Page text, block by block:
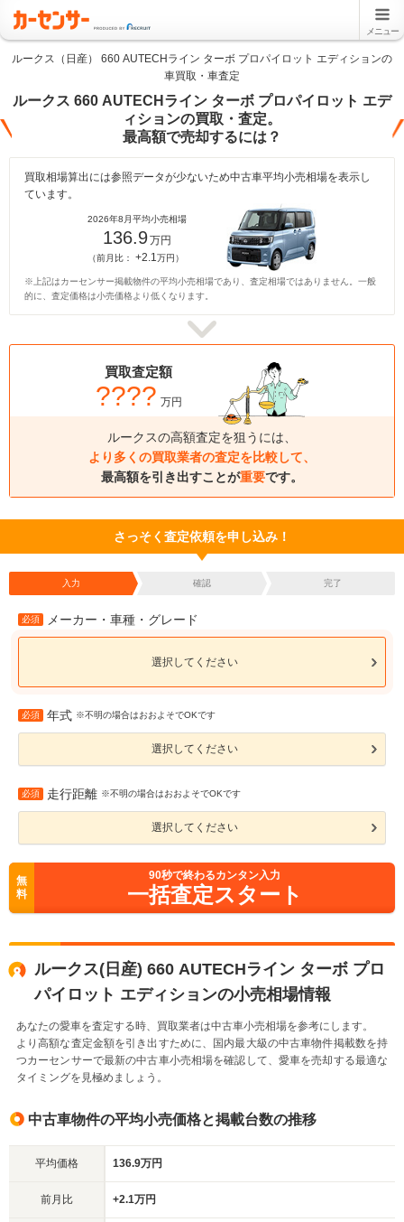
メニュー
ルークス（日産） 660 AUTECHライン ターボ プロパイロット エディションの
車買取・車査定
ルークス 660 AUTECHライン ターボ プロパイロット エデ
ィションの買取・査定。
最高額で売却するには？
買取相場算出には参照データが少ないため中古車平均小売相場を表示し
ています。
2026年8月平均小売相場
136.9万円
（前月比： +2.1万円）
※上記はカーセンサー掲載物件の平均小売相場であり、査定相場ではありません。一般
的に、査定価格は小売価格より低くなります。
買取査定額
???? 万円
ルークスの高額査定を狙うには、
より多くの買取業者の査定を比較して、
最高額を引き出すことが重要です。
さっそく査定依頼を申し込み！
入力 確認 完了
必須 メーカー・車種・グレード
選択してください
必須 年式 ※不明の場合はおおよそでOKです
選択してください
必須 走行距離 ※不明の場合はおおよそでOKです
選択してください
無
料
90秒で終わるカンタン入力
一括査定スタート
ルークス(日産) 660 AUTECHライン ターボ プロ
パイロット エディションの小売相場情報
あなたの愛車を査定する時、買取業者は中古車小売相場を参考にします。
より高額な査定金額を引き出すために、国内最大級の中古車物件掲載数を持
つカーセンサーで最新の中古車小売相場を確認して、愛車を売却する最適な
タイミングを見極めましょう。
中古車物件の平均小売価格と掲載台数の推移
平均価格 136.9万円
前月比 +2.1万円